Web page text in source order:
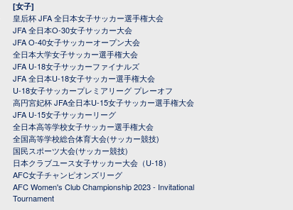
[女子]
皇后杯 JFA 全日本女子サッカー選手権大会
JFA 全日本O-30女子サッカー大会
JFA O-40女子サッカーオープン大会
全日本大学女子サッカー選手権大会
JFA U-18女子サッカーファイナルズ
JFA 全日本U-18女子サッカー選手権大会
U-18女子サッカープレミアリーグ プレーオフ
高円宮妃杯 JFA全日本U-15女子サッカー選手権大会
JFA U-15女子サッカーリーグ
全日本高等学校女子サッカー選手権大会
全国高等学校総合体育大会(サッカー競技)
国民スポーツ大会(サッカー競技)
日本クラブユース女子サッカー大会（U-18）
AFC女子チャンピオンズリーグ
AFC Women's Club Championship 2023 - Invitational
Tournament